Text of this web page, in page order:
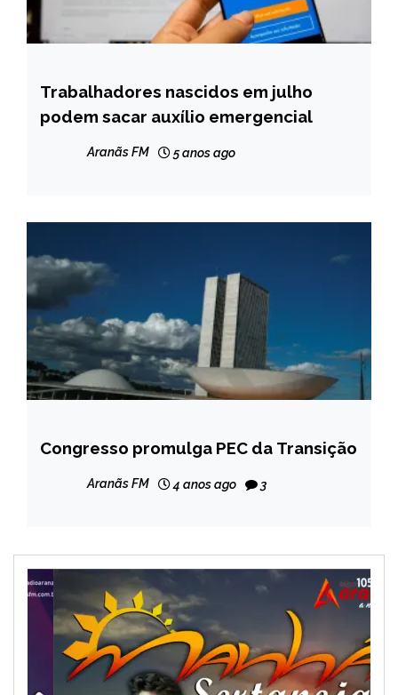
BRASIL
NOTÍCIAS
Trabalhadores nascidos em julho
podem sacar auxílio emergencial
Aranãs FM 5 anos ago
BRASIL
NOTÍCIAS
Congresso promulga PEC da Transição
Aranãs FM 4 anos ago 3